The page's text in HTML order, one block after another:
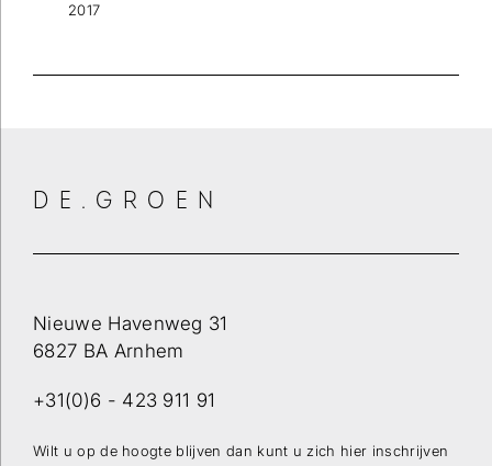
2017
DE.GROEN
Nieuwe Havenweg 31
6827 BA Arnhem
+31(0)6 - 423 911 91
Wilt u op de hoogte blijven dan kunt u zich hier inschrijven